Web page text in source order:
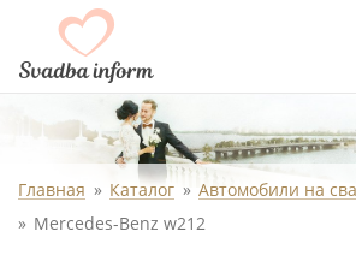
Главная Каталог Автомобили на
Mercedes-Benz w212